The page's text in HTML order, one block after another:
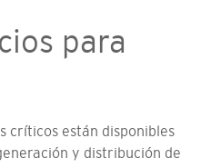
para
críticos están disponibles
y distribución de